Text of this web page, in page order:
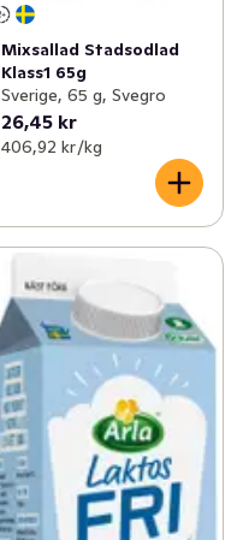
Mixsallad Stadsodlad
Klass1 65g
Sverige, 65 g, Svegro
26,45 kr
406,92 kr /kg